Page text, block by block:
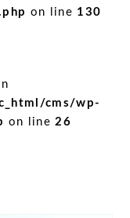
on line 130
cms/wp-
on line26